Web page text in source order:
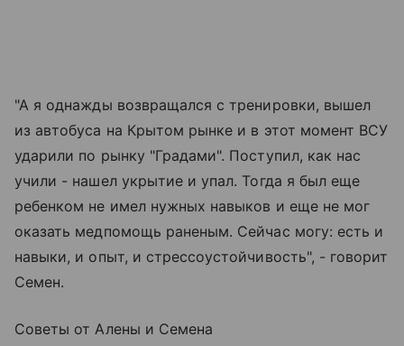
"А я однажды возвращался с тренировки, вышел
из автобуса на Крытом рынке и в этот момент ВСУ
ударили по рынку "Градами". Поступил, как нас
учили - нашел укрытие и упал. Тогда я был еще
ребенком не имел нужных навыков и еще не мог
оказать медпомощь раненым. Сейчас могу: есть и
навыки, и опыт, и стрессоустойчивость", - говорит
Семен.
Советы от Алены и Семена